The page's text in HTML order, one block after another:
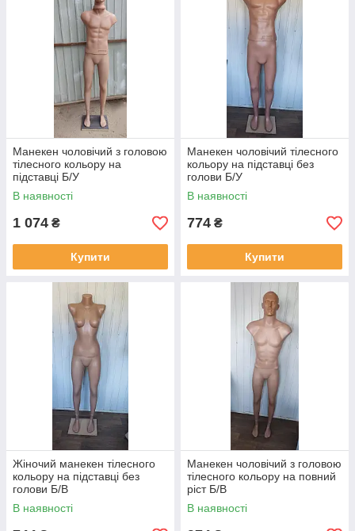
Манекен чоловічий з головою
тілесного кольору на
підставці Б/У
В наявності
1 074 ₴
Купити
Манекен чоловічий тілесного
кольору на підставці без
голови Б/У
В наявності
774 ₴
Купити
Жіночий манекен тілесного
кольору на підставці без
голови Б/В
В наявності
Манекен чоловічий з головою
тілесного кольору на повний
ріст Б/В
В наявності